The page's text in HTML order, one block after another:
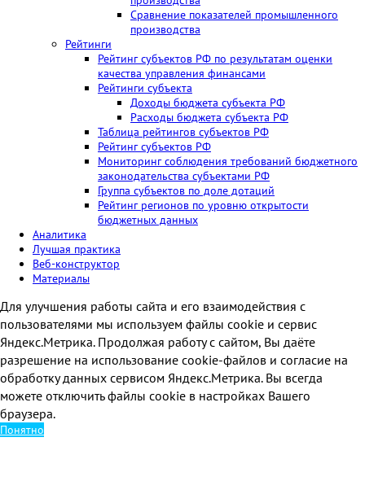
Сравнение показателей промышленного
производства
Рейтинги
Рейтинг субъектов РФ по результатам оценки
качества управления финансами
Рейтинги субъекта
Доходы бюджета субъекта РФ
Расходы бюджета субъекта РФ
Таблица рейтингов субъектов РФ
Рейтинг субъектов РФ
Мониторинг соблюдения требований бюджетного
законодательства субъектами РФ
Группа субъектов по доле дотаций
Рейтинг регионов по уровню открытости
бюджетных данных
Аналитика
Лучшая практика
Веб-конструктор
Материалы
Для улучшения работы сайта и его взаимодействия с
пользователями мы используем файлы cookie и сервис
Яндекс.Метрика. Продолжая работу с сайтом, Вы даёте
разрешение на использование cookie-файлов и согласие на
обработку данных сервисом Яндекс.Метрика. Вы всегда
можете отключить файлы cookie в настройках Вашего
браузера.
Понятно